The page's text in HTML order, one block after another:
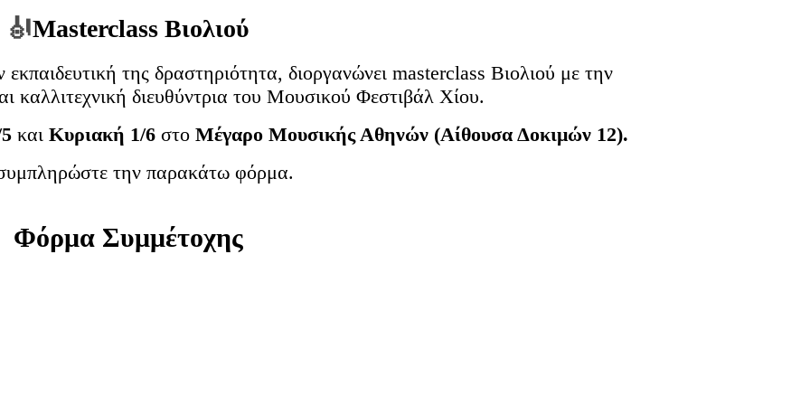
🎻Masterclass Βιολιού
εκπαιδευτική της δραστηριότητα, διοργανώνειmasterclass Βιολιού με την
καλλιτεχνική διευθύντρια τουΜουσικού Φεστιβάλ Χίου.
και Κυριακή 1/6στοΜέγαρο Μουσικής Αθηνών (Αίθουσα Δοκιμών 12).
την παρακάτω φόρμα.
Φόρμα Συμμέτοχης